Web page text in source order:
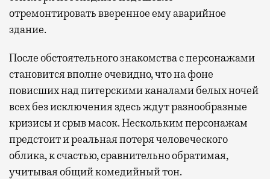
отремонтировать вверенное ему аварийное
здание.
После обстоятельного знакомства с персонажами
становится вполне очевидно, что на фоне
повисших над питерскими каналами белых ночей
всех без исключения здесь ждут разнообразные
кризисы и срыв масок. Нескольким персонажам
предстоит и реальная потеря человеческого
облика, к счастью, сравнительно обратимая,
учитывая общий комедийный тон.